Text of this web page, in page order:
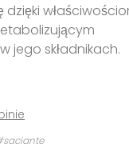
dzięki
jego składnikach.